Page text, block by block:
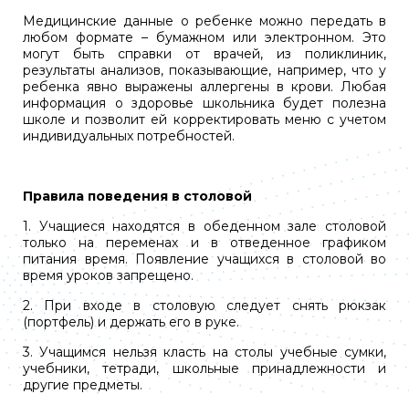
Медицинские данные о ребенке можно передать в
любом формате – бумажном или электронном. Это
могут быть справки от врачей, из поликлиник,
результаты анализов, показывающие, например, что у
ребенка явно выражены аллергены в крови. Любая
информация о здоровье школьника будет полезна
школе и позволит ей корректировать меню с учетом
индивидуальных потребностей.
Правила поведения в столовой
1. Учащиеся находятся в обеденном зале столовой
только на переменах и в отведенное графиком
питания время. Появление учащихся в столовой во
время уроков запрещено.
2. При входе в столовую следует снять рюкзак
(портфель) и держать его в руке.
3. Учащимся нельзя класть на столы учебные сумки,
учебники, тетради, школьные принадлежности и
другие предметы.